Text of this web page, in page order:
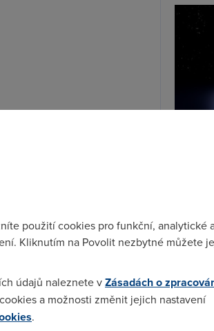
událostí [Start –
do Spustit napište
Times
použití cookies pro funkční, analytické
Kliknutím na Povolit nezbytné můžete
údajů naleznete vZásadách o
a možnosti změnit jejich nastavení
.